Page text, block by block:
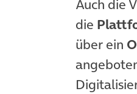
Auch die
die
über ein